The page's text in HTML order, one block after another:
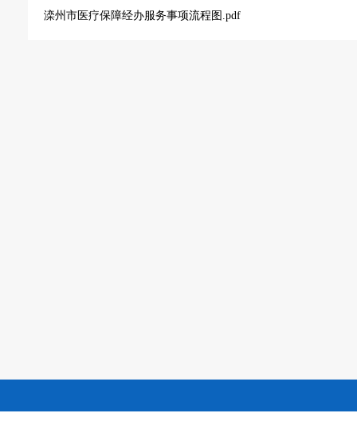
滦州市医疗保障经办服务事项流程图.pdf